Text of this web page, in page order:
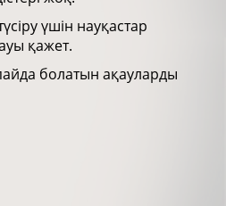
үшін науқастар
қажет.
болатын ақауларды